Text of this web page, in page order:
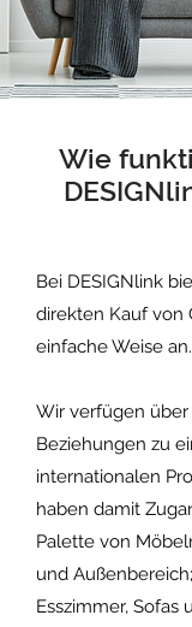
Wie
Bei DESIGNlink
direkten Kauf von
einfache Weise an.
Wir verfügen
Beziehungen zu
internationalen
haben damit
Palette von
und
Esszimmer, Sofas